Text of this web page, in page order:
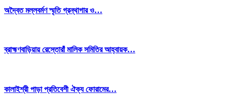
অদ্বৈত মল্লবর্মণ স্মৃতি গ্রন্থাগার ও…
ব্রাহ্মণবাড়িয়ায় রেস্তোরাঁ মালিক সমিতির আহ্বায়ক…
কালাইশ্রী পাড়া প্রতিবেশী ঐক্য ফোরামের…